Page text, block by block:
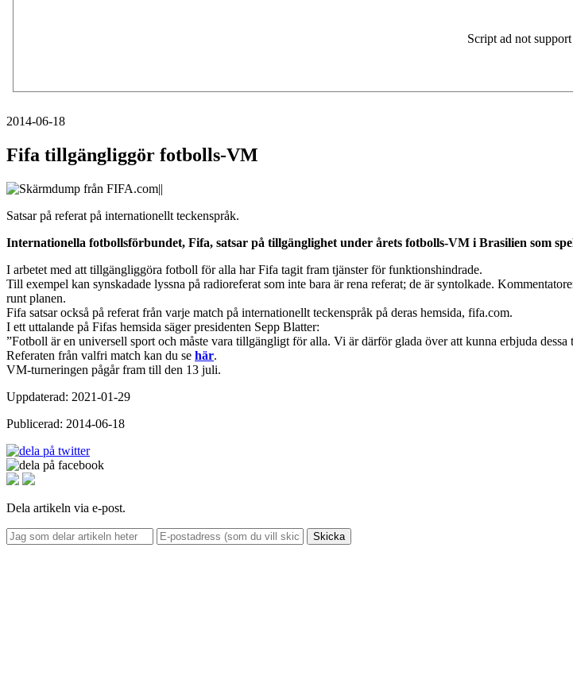
2014-06-18
Fifa tillgängliggör fotbolls-VM
Satsar på referat på internationellt teckenspråk.
Internationella fotbollsförbundet, Fifa, satsar på tillgänglighet under årets fotbolls-VM i Brasilien som
I arbetet med att tillgängliggöra fotboll för alla har Fifa tagit fram tjänster för funktionshindrade.
Till exempel kan synskadade lyssna på radioreferat som inte bara är rena referat; de är syntolkade.
runt planen.
Fifa satsar också på referat från varje match på internationellt teckenspråk på deras hemsida, fifa.com.
I ett uttalande på Fifas hemsida säger presidenten Sepp Blatter:
”Fotboll är en universell sport och måste vara tillgängligt för alla. Vi är därför glada över att kunna erbjuda
Referaten från valfri match kan du se här.
VM-turneringen pågår fram till den 13 juli.
Uppdaterad: 2021-01-29
Publicerad: 2014-06-18
Dela artikeln via e-post.
Skicka